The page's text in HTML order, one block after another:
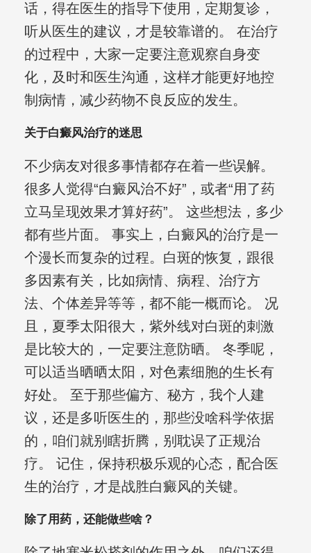
话，得在医生的指导下使用，定期复诊，
听从医生的建议，才是较靠谱的。 在治疗
的过程中，大家一定要注意观察自身变
化，及时和医生沟通，这样才能更好地控
制病情，减少药物不良反应的发生。
关于白癜风治疗的迷思
不少病友对很多事情都存在着一些误解。
很多人觉得“白癜风治不好”，或者“用了药
立马呈现效果才算好药”。 这些想法，多少
都有些片面。 事实上，白癜风的治疗是一
个漫长而复杂的过程。白斑的恢复，跟很
多因素有关，比如病情、病程、治疗方
法、个体差异等等，都不能一概而论。 况
且，夏季太阳很大，紫外线对白斑的刺激
是比较大的，一定要注意防晒。 冬季呢，
可以适当晒晒太阳，对色素细胞的生长有
好处。 至于那些偏方、秘方，我个人建
议，还是多听医生的，那些没啥科学依据
的，咱们就别瞎折腾，别耽误了正规治
疗。 记住，保持积极乐观的心态，配合医
生的治疗，才是战胜白癜风的关键。
除了用药，还能做些啥？